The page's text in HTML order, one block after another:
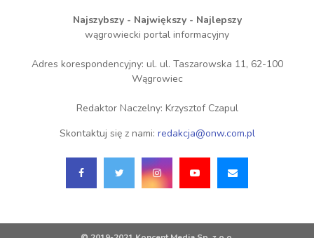
Najszybszy - Największy - Najlepszy
wągrowiecki portal informacyjny
Adres korespondencyjny: ul. ul. Taszarowska 11, 62-100
Wągrowiec
Redaktor Naczelny: Krzysztof Czapul
Skontaktuj się z nami: redakcja@onw.com.pl